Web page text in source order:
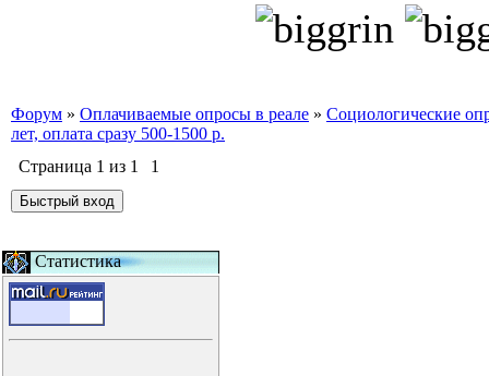
Форум » Оплачиваемые опросы в реале » Социологические
лет, оплата сразу 500-1500 р.
Страница 1 из 1 1
Статистика